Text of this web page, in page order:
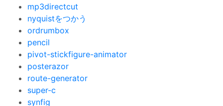
mp3directcut
nyquistをつかう
ordrumbox
pencil
pivot-stickfigure-animator
posterazor
route-generator
super-c
synfig